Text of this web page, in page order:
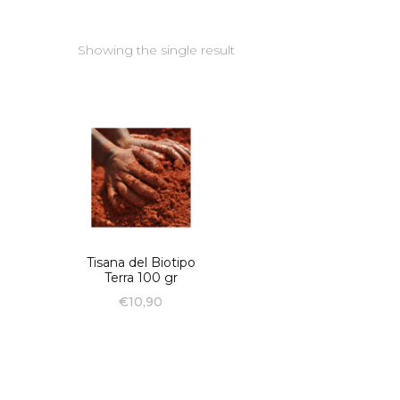
Showing the single result
Tisana del Biotipo
Terra 100 gr
€10,90